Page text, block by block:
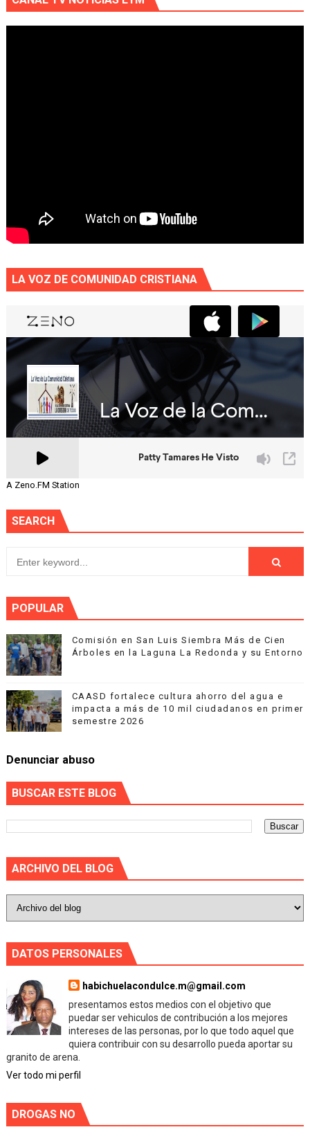
LA VOZ DE COMUNIDAD CRISTIANA
A Zeno.FM Station
SEARCH
POPULAR
Comisión en San Luis Siembra Más de Cien
Árboles en la Laguna La Redonda y su Entorno
CAASD fortalece cultura ahorro del agua e
impacta a más de 10 mil ciudadanos en primer
semestre 2026
Denunciar abuso
BUSCAR ESTE BLOG
ARCHIVO DEL BLOG
DATOS PERSONALES
habichuelacondulce.m@gmail.com
presentamos estos medios con el objetivo que
puedar ser vehiculos de contribución a los mejores
intereses de las personas, por lo que todo aquel que
quiera contribuir con su desarrollo pueda aportar su
granito de arena.
Ver todo mi perfil
DROGAS NO